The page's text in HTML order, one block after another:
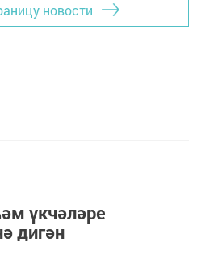
новости
үкчәләре
дигән